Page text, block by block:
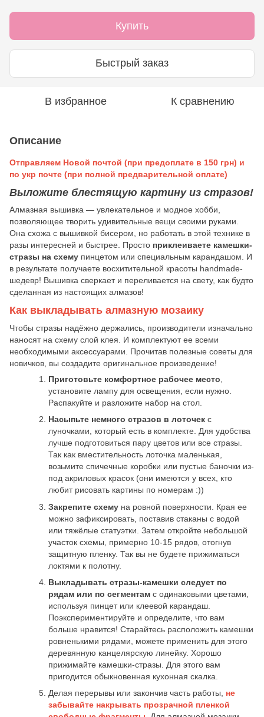
Купить
Быстрый заказ
В избранное К сравнению
Описание
Отправляем Новой почтой (при предоплате в 150 грн) и
по укр почте (при полной предварительной оплате)
Выложите блестящую картину из стразов!
Алмазная вышивка — увлекательное и модное хобби,
позволяющее творить удивительные вещи своими руками.
Она схожа с вышивкой бисером, но работать в этой технике в
разы интересней и быстрее. Просто приклеиваете камешки-
стразы на схему пинцетом или специальным карандашом. И
в результате получаете восхитительной красоты handmade-
шедевр! Вышивка сверкает и переливается на свету, как будто
сделанная из настоящих алмазов!
Как выкладывать алмазную мозаику
Чтобы стразы надёжно держались, производители изначально
наносят на схему слой клея. И комплектуют ее всеми
необходимыми аксессуарами. Прочитав полезные советы для
новичков, вы создадите оригинальное произведение!
Приготовьте комфортное рабочее место
установите лампу для освещения, если нужно.
Распакуйте и разложите набор на стол.
Насыпьте немного стразов в лоточек с
луночками, который есть в комплекте. Для удобства
лучше подготовиться пару цветов или все стразы.
Так как вместительность лоточка маленькая,
возьмите спичечные коробки или пустые баночки из-
под акриловых красок (они имеются у всех, кто
любит рисовать картины по номерам :))
Закрепите схему на ровной поверхности. Края ее
можно зафиксировать, поставив стаканы с водой
или тяжёлые статуэтки. Затем откройте небольшой
участок схемы, примерно 10-15 рядов, отогнув
защитную пленку. Так вы не будете прижиматься
локтями к полотну.
Выкладывать стразы-камешки следует по
рядам или по сегментам с одинаковыми цветами,
используя пинцет или клеевой карандаш.
Поэкспериментируйте и определите, что вам
больше нравится! Старайтесь расположить камешки
ровненькими рядами, можете применить для этого
деревянную канцелярскую линейку. Хорошо
прижимайте камешки-стразы. Для этого вам
пригодится обыкновенная кухонная скалка.
Делая перерывы или закончив часть работы, не
забывайте накрывать прозрачной пленкой